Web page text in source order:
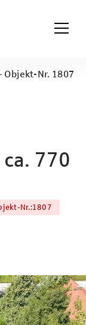
Objekt-Nr. 1807
770
Nr.:1807